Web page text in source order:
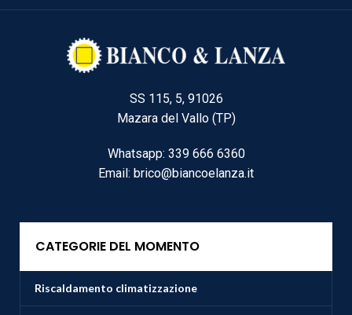
SS 115, 5, 91026
Mazara del Vallo (TP)
Whatsapp: 339 666 6360
Email: brico@biancoelanza.it
CATEGORIE DEL MOMENTO
Riscaldamento climatizzazione